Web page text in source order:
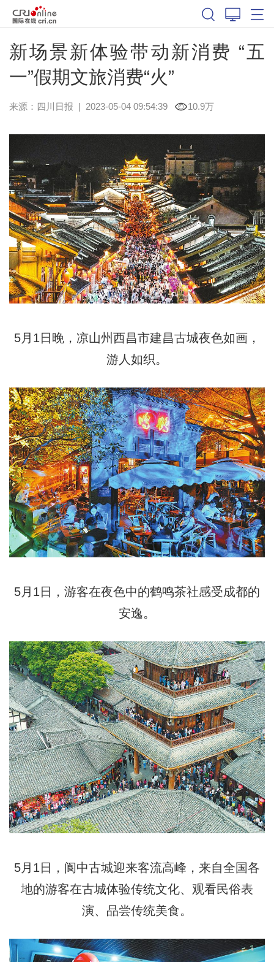
新场景新体验带动新消费 “五
一”假期文旅消费“火”
来源： 四川日报 | 2023-05-04 09:54:39 10.9万
5月1日晚，凉山州西昌市建昌古城夜色如画，
游人如织。
5月1日，游客在夜色中的鹤鸣茶社感受成都的
安逸。
5月1日，阆中古城迎来客流高峰，来自全国各
地的游客在古城体验传统文化、观看民俗表
演、品尝传统美食。